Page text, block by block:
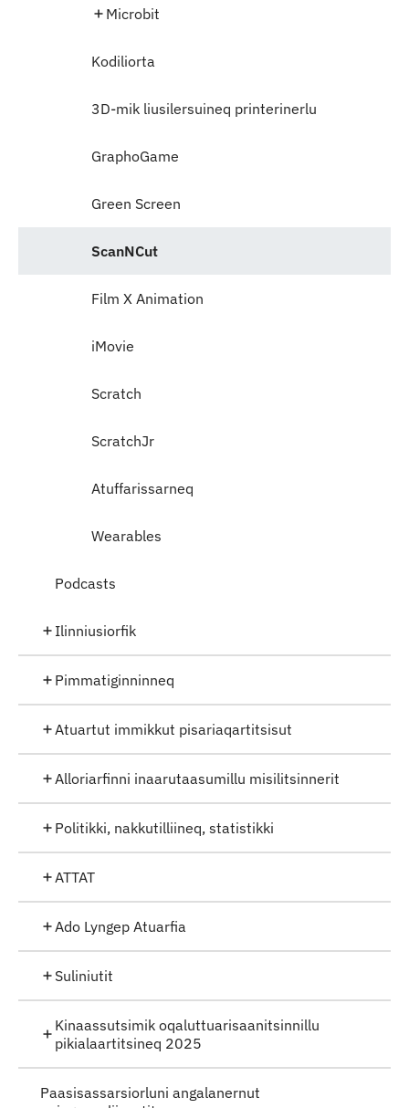
Microbit
Kodiliorta
3D-mik liusilersuineq printerinerlu
GraphoGame
Green Screen
ScanNCut
Film X Animation
iMovie
Scratch
ScratchJr
Atuffarissarneq
Wearables
Podcasts
Ilinniusiorfik
Pimmatiginninneq
Atuartut immikkut pisariaqartitsisut
Alloriarfinni inaarutaasumillu misilitsinnerit
Politikki, nakkutilliineq, statistikki
ATTAT
Ado Lyngep Atuarfia
Suliniutit
Kinaassutsimik oqaluttuarisaanitsinnillu
pikialaartitsineq 2025
Paasisassarsiorluni angalanernut